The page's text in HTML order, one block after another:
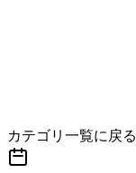
カテゴリ一覧に戻る